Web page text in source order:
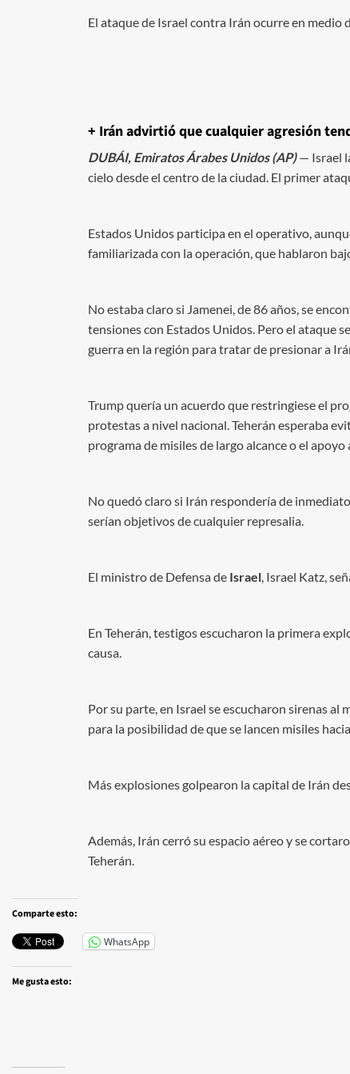
El ataque de Israel contra Irán ocurre en
+ Irán advirtió que cualquier agresión
DUBÁI, Emiratos Árabes Unidos (AP)— Israel
cielo desde el centro de la ciudad. El primer
Estados Unidos participa en el operativo,
familiarizada con la operación, que hablaron
No estaba claro si Jamenei, de 86 años, se
tensiones con Estados Unidos. Pero el ataque
guerra en la región para tratar de presionar a
Trump quería un acuerdo que restringiese el
protestas a nivel nacional. Teherán esperaba
programa de misiles de largo alcance o el
No quedó claro si Irán respondería de
serían objetivos de cualquier represalia.
El ministro de Defensa de Israel, Israel Katz,
En Teherán, testigos escucharon la primera
causa.
Por su parte, en Israel se escucharon sirenas
para la posibilidad de que se lancen misiles
Más explosiones golpearon la capital de Irán
Además, Irán cerró su espacio aéreo y se
Teherán.
Comparte esto:
WhatsApp
Me gusta esto: